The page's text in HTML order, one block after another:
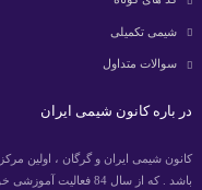
شیمی تکمیلی
سوالات متداول
در باره کانون شیمی ایران
کانون شیمی ایران و گرگان ، اولین
باشد . که از سال 84 فعالیت آموزشی خود را در زمینه آموزش آنلاین شیمی شروع کرده است .